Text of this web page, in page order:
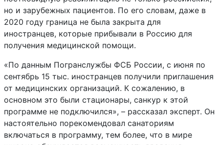
но и зарубежных пациентов. По его словам, даже в
2020 году граница не была закрыта для
иностранцев, которые прибывали в Россию для
получения медицинской помощи.
«По данным Погранслужбы ФСБ России, с июня по
сентябрь 15 тыс. иностранцев получили приглашения
от медицинских организаций. К сожалению, в
основном это были стационары, санкур к этой
программе не подключился», – рассказал эксперт. Он
настоятельно порекомендовал санаториям
включаться в программу, тем более, что в мире